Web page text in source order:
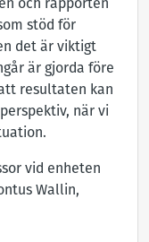
och rapporten
stöd för
det är viktigt
är gjorda före
resultaten kan
när vi
vid enheten
Wallin,